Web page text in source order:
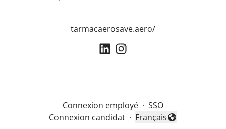
tarmacaerosave.aero/
Connexion employé · SSO
Connexion candidat · Changer la langue
Français